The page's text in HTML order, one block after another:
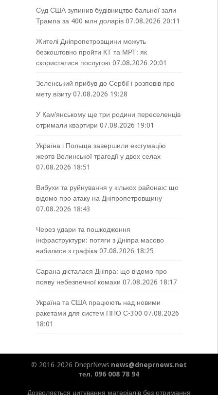
Суд США зупинив будівництво бальної зали
Трампа за 400 млн доларів 07.08.2026 20:11
Жителі Дніпропетровщини можуть
безкоштовно пройти КТ та МРТ: як
скористатися послугою 07.08.2026 20:01
Зеленський прибув до Сербії і розповів про
мету візиту 07.08.2026 19:28
У Кам’янському ще три родини переселенців
отримали квартири 07.08.2026 19:01
Україна і Польща завершили ексгумацію
жертв Волинської трагедії у двох селах
07.08.2026 18:51
Вибухи та руйнування у кількох районах: що
відомо про атаку на Дніпропетровщину
07.08.2026 18:43
Через удари та пошкодження
інфраструктури: потяги з Дніпра масово
вибилися з графіка 07.08.2026 18:25
Сарана дісталася Дніпра: що відомо про
появу небезпечної комахи 07.08.2026 18:17
Україна та США працюють над новими
ракетами для систем ППО С-300 07.08.2026
18:01
© 2016-2026 DneprNews news@dneprnews.net
тел. 096 008 78 94
Дозволяється цитування матеріалів без отримання